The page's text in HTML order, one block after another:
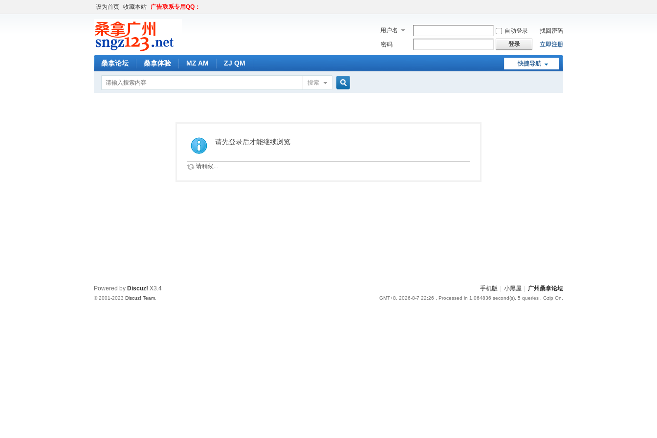
设为首页 收藏本站 广告联系专用QQ：
用户名 自动登录
找回密码
密码
登录 立即注册
快捷导航
桑拿论坛 桑拿体验 MZ AM ZJ QM
搜索
请先登录后才能继续浏览
请稍候...
手机版 小黑屋 广州桑拿论坛
GMT+8, 2026-8-7 22:26 , Processed in 1.064836 second(s), 5 queries , Gzip On.
Powered by Discuz! X3.4
© 2001-2023 Discuz! Team